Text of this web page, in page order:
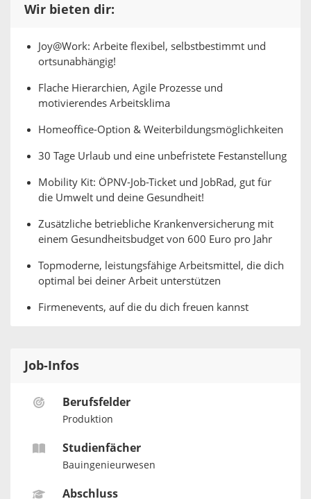
Wir bieten dir:
Joy@Work: Arbeite flexibel, selbstbestimmt und
ortsunabhängig!
Flache Hierarchien, Agile Prozesse und
motivierendes Arbeitsklima
Homeoffice-Option & Weiterbildungsmöglichkeiten
30 Tage Urlaub und eine unbefristete Festanstellung
Mobility Kit: ÖPNV-Job-Ticket und JobRad, gut für
die Umwelt und deine Gesundheit!
Zusätzliche betriebliche Krankenversicherung mit
einem Gesundheitsbudget von 600 Euro pro Jahr
Topmoderne, leistungsfähige Arbeitsmittel, die dich
optimal bei deiner Arbeit unterstützen
Firmenevents, auf die du dich freuen kannst
Job-Infos
Berufsfelder
Produktion
Studienfächer
Bauingenieurwesen
Abschluss